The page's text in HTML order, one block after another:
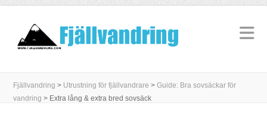
Fjällvandring > Utrustning för fjällvandrare >Guide: Bra sovsäckar för
vandring > Extra lång & extra bred sovsäck